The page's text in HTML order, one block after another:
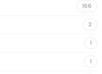
166
2
1
1